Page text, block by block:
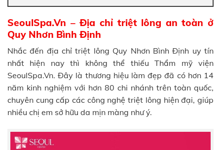
SeoulSpa.Vn – Địa chỉ triệt lông an toàn ở
Quy Nhơn Bình Định
Nhắc đến địa chỉ triệt lông Quy Nhơn Bình Định uy tín
nhất hiện nay thì không thể thiếu Thẩm mỹ viện
SeoulSpa.Vn. Đây là thương hiệu làm đẹp đã có hơn 14
năm kinh nghiệm với hơn 80 chi nhánh trên toàn quốc,
chuyên cung cấp các công nghệ triệt lông hiện đại, giúp
nhiều chị em sở hữu da mịn màng như ý.